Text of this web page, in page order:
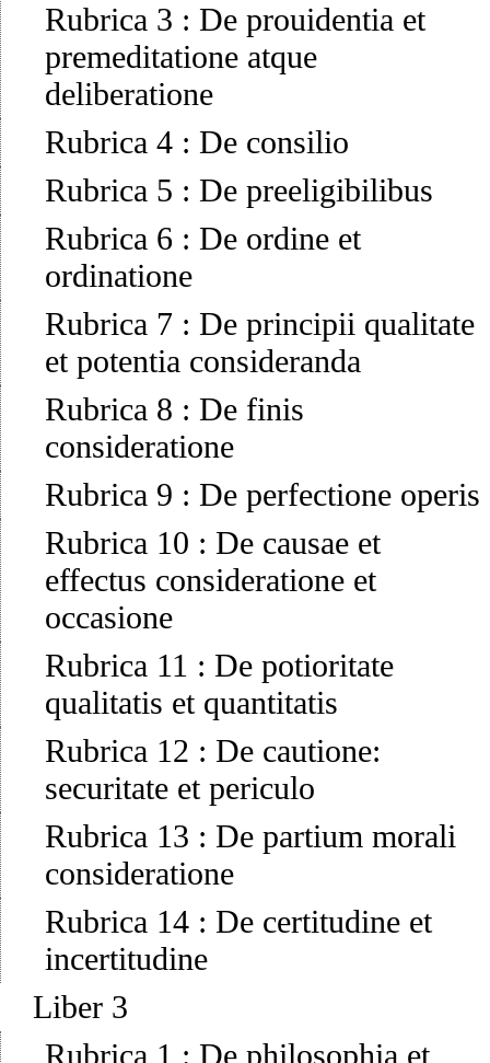
Rubrica 3 : De prouidentia et
premeditatione atque
deliberatione
Rubrica 4 : De consilio
Rubrica 5 : De preeligibilibus
Rubrica 6 : De ordine et
ordinatione
Rubrica 7 : De principii qualitate
et potentia consideranda
Rubrica 8 : De finis
consideratione
Rubrica 9 : De perfectione operis
Rubrica 10 : De causae et
effectus consideratione et
occasione
Rubrica 11 : De potioritate
qualitatis et quantitatis
Rubrica 12 : De cautione:
securitate et periculo
Rubrica 13 : De partium morali
consideratione
Rubrica 14 : De certitudine et
incertitudine
Liber 3
Rubrica 1 : De philosophia et